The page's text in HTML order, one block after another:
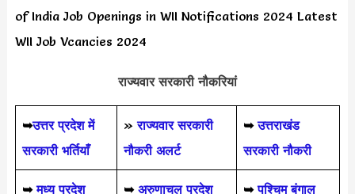
of India Job Openings in WII Notifications 2024 Latest
WII Job Vcancies 2024
राज्यवार सरकारी नौकरियां
➥उत्तर प्रदेश में
सरकारी भर्तियाँ
»राज्यवार सरकारी
नौकरी अलर्ट
➥ उत्तराखंड
सरकारी नौकरी
➥ मध्य प्रदेश
➥ अरुणाचल प्रदेश
➥ पश्चिम बंगाल